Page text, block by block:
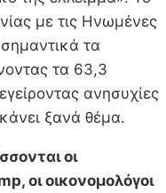
με τις Ηνωμένες
σημαντικά τα
τα 63,3
ανησυχίες
ξανά θέμα.
οι
οι οικονομολόγοι